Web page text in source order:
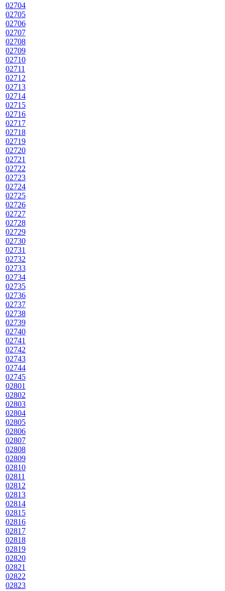
02704
02705
02706
02707
02708
02709
02710
02711
02712
02713
02714
02715
02716
02717
02718
02719
02720
02721
02722
02723
02724
02725
02726
02727
02728
02729
02730
02731
02732
02733
02734
02735
02736
02737
02738
02739
02740
02741
02742
02743
02744
02745
02801
02802
02803
02804
02805
02806
02807
02808
02809
02810
02811
02812
02813
02814
02815
02816
02817
02818
02819
02820
02821
02822
02823